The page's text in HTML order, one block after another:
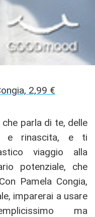
2,99 €
che parla di te, delle
e rinascita, e ti
viaggio alla
potenziale, che
Pamela Congia,
imparerai a usare
ma